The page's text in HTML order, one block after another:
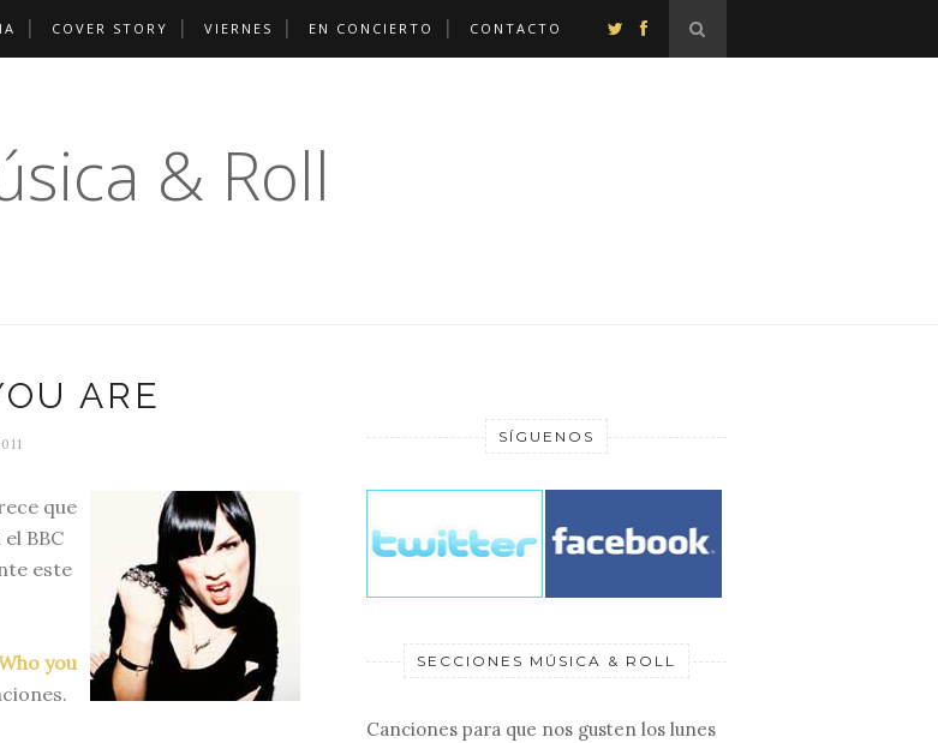
COVER STORY VIERNES EN CONCIERTO CONTACTO
& Roll
ARE
que
BBC
este
you
SÍGUENOS
SECCIONES MÚSICA & ROLL
Canciones para que nos gusten los lunes